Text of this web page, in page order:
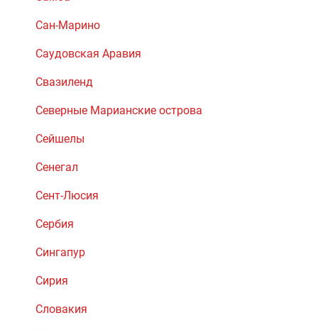
Сан-Марино
Саудовская Аравия
Свазиленд
Северные Марианские острова
Сейшелы
Сенегал
Сент-Люсия
Сербия
Сингапур
Сирия
Словакия